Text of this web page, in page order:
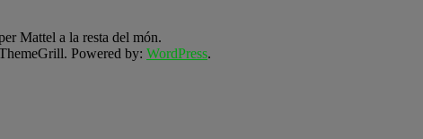
Mattel a la resta del món.
Powered by: WordPress.